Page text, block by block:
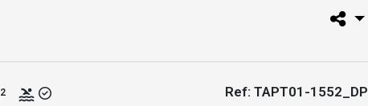
2 Ref: TAPT01-1552_DP